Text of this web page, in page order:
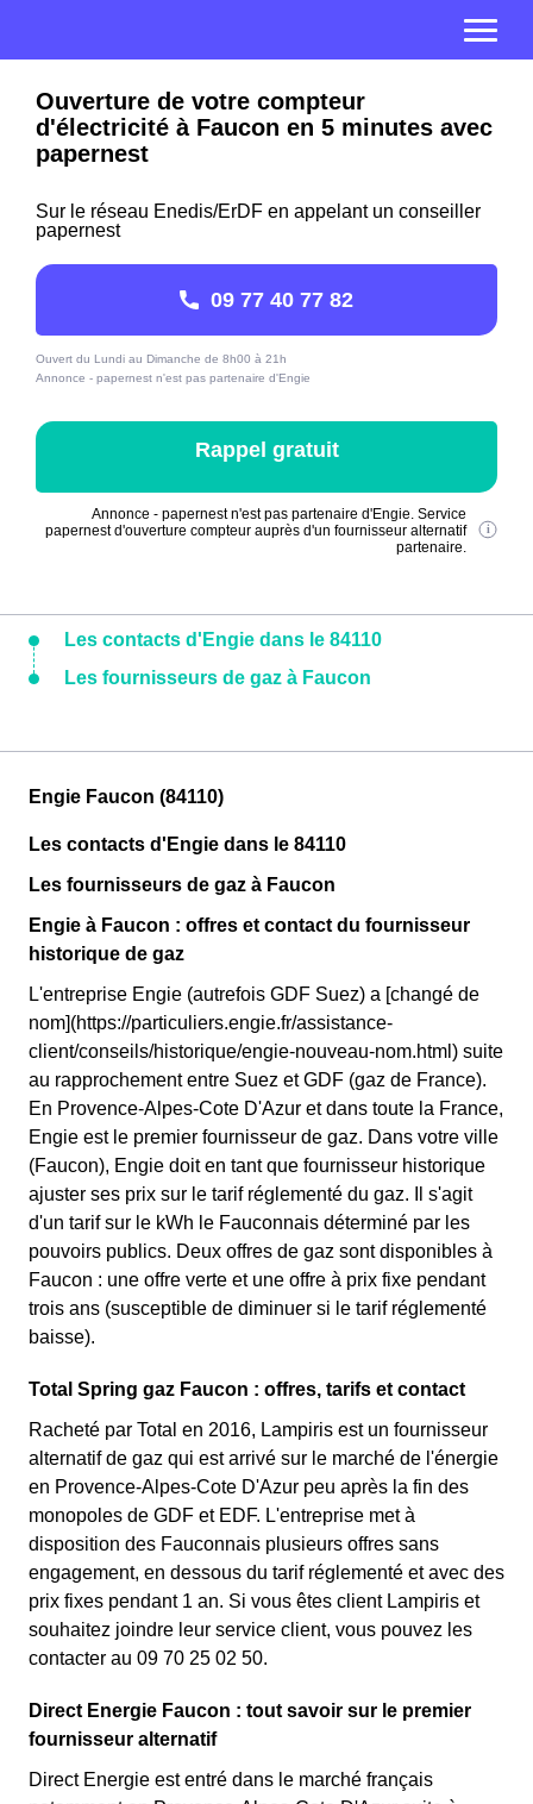
Ouverture de votre compteur
d'électricité à Faucon en 5 minutes avec
papernest
Sur le réseau Enedis/ErDF en appelant un conseiller
papernest
09 77 40 77 82
Ouvert du Lundi au Dimanche de 8h00 à 21h
Annonce - papernest n'est pas partenaire d'Engie
Rappel gratuit
Annonce - papernest n'est pas partenaire d'Engie. Service
papernest d'ouverture compteur auprès d'un fournisseur alternatif
partenaire.
Les contacts d'Engie dans le 84110
Les fournisseurs de gaz à Faucon
Engie Faucon (84110)
Les contacts d'Engie dans le 84110
Les fournisseurs de gaz à Faucon
Engie à Faucon : offres et contact du fournisseur
historique de gaz
L'entreprise Engie (autrefois GDF Suez) a [changé de
nom](https://particuliers.engie.fr/assistance-
client/conseils/historique/engie-nouveau-nom.html) suite
au rapprochement entre Suez et GDF (gaz de France).
En Provence-Alpes-Cote D'Azur et dans toute la France,
Engie est le premier fournisseur de gaz. Dans votre ville
(Faucon), Engie doit en tant que fournisseur historique
ajuster ses prix sur le tarif réglementé du gaz. Il s'agit
d'un tarif sur le kWh le Fauconnais déterminé par les
pouvoirs publics. Deux offres de gaz sont disponibles à
Faucon : une offre verte et une offre à prix fixe pendant
trois ans (susceptible de diminuer si le tarif réglementé
baisse).
Total Spring gaz Faucon : offres, tarifs et contact
Racheté par Total en 2016, Lampiris est un fournisseur
alternatif de gaz qui est arrivé sur le marché de l'énergie
en Provence-Alpes-Cote D'Azur peu après la fin des
monopoles de GDF et EDF. L'entreprise met à
disposition des Fauconnais plusieurs offres sans
engagement, en dessous du tarif réglementé et avec des
prix fixes pendant 1 an. Si vous êtes client Lampiris et
souhaitez joindre leur service client, vous pouvez les
contacter au 09 70 25 02 50.
Direct Energie Faucon : tout savoir sur le premier
fournisseur alternatif
Direct Energie est entré dans le marché français